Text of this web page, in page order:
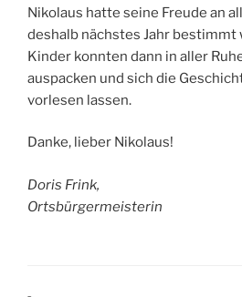
Nikolaus hatte seine Freude an
deshalb nächstes Jahr bestimmt
Kinder konnten dann in aller
auspacken und sich die
vorlesen lassen.
Danke, lieber Nikolaus!
Doris Frink,
Ortsbürgermeisterin